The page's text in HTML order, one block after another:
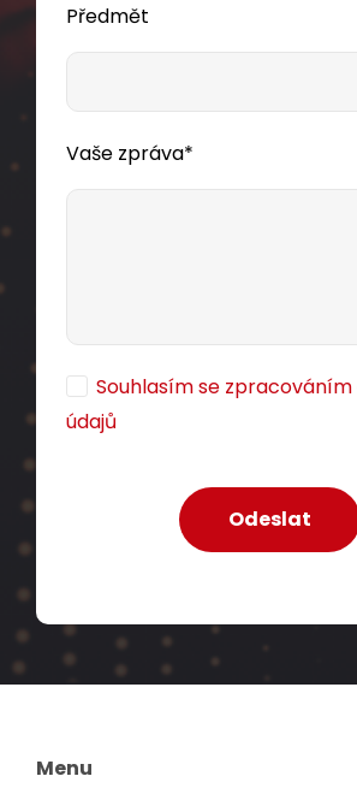
Předmět
Vaše zpráva*
Souhlasím se
údajů
Menu